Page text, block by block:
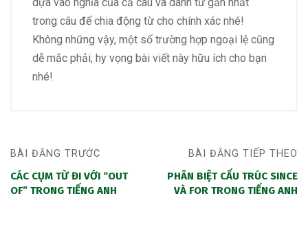
dựa vào nghĩa của cả câu và danh từ gần nhất
trong câu để chia động từ cho chính xác nhé!
Không những vậy, một số trường hợp ngoại lệ cũng
dễ mắc phải, hy vọng bài viết này hữu ích cho bạn
nhé!
BÀI ĐĂNG TRƯỚC
CÁC CỤM TỪ ĐI VỚI “OUT
OF” TRONG TIẾNG ANH
BÀI ĐĂNG TIẾP THEO
PHÂN BIỆT CẤU TRÚC SINCE
VÀ FOR TRONG TIẾNG ANH